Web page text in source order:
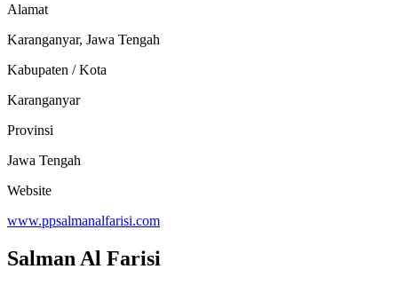
Alamat
Karanganyar, Jawa Tengah
Kabupaten / Kota
Karanganyar
Provinsi
Jawa Tengah
Website
www.ppsalmanalfarisi.com
Salman Al Farisi